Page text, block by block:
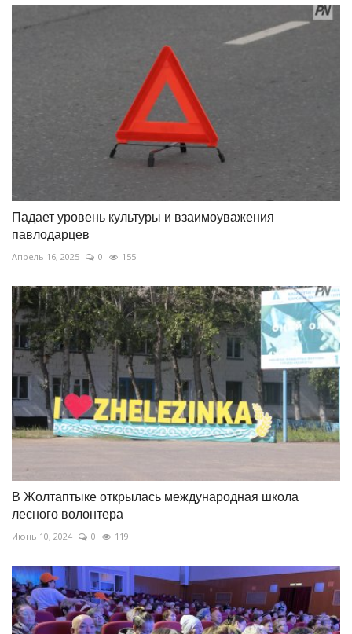
Падает уровень культуры и взаимоуважения
павлодарцев
Апрель 16, 2025 0 155
В Жолтаптыке открылась международная школа
лесного волонтера
Июнь 10, 2024 0 119